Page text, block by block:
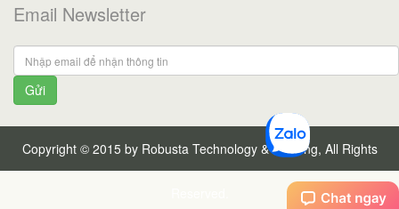
Email Newsletter
Gửi
Copyright © 2015 by Robusta Technology & Training, All Rights